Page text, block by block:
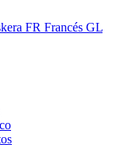
FR Francés GL